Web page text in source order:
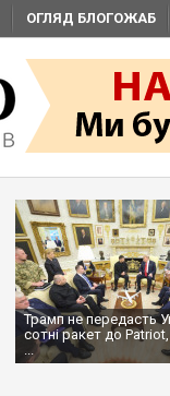
ОГЛЯД БЛОГОЖАБ
Трамп не передасть
сотні ракет до
...